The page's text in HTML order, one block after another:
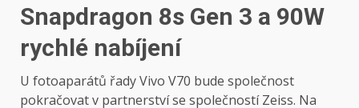
Snapdragon 8s Gen 3 a 90W
rychlé nabíjení
U fotoaparátů řady Vivo V70 bude společnost
pokračovat v partnerství se společností Zeiss. Na